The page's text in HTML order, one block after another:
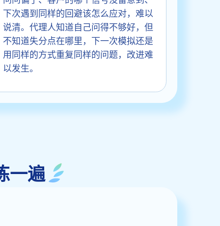
下次遇到同样的回避该怎么应对，难以
说清。代理人知道自己问得不够好，但
不知道失分点在哪里，下一次模拟还是
用同样的方式重复同样的问题，改进难
以发生。
一遍